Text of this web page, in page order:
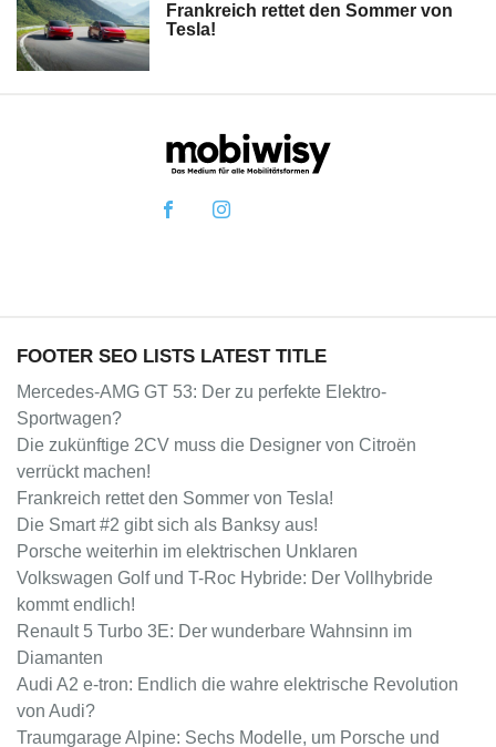
Frankreich rettet den Sommer von
Tesla!
FOOTER SEO LISTS LATEST TITLE
Mercedes-AMG GT 53: Der zu perfekte Elektro-
Sportwagen?
Die zukünftige 2CV muss die Designer von Citroën
verrückt machen!
Frankreich rettet den Sommer von Tesla!
Die Smart #2 gibt sich als Banksy aus!
Porsche weiterhin im elektrischen Unklaren
Volkswagen Golf und T-Roc Hybride: Der Vollhybride
kommt endlich!
Renault 5 Turbo 3E: Der wunderbare Wahnsinn im
Diamanten
Audi A2 e-tron: Endlich die wahre elektrische Revolution
von Audi?
Traumgarage Alpine: Sechs Modelle, um Porsche und